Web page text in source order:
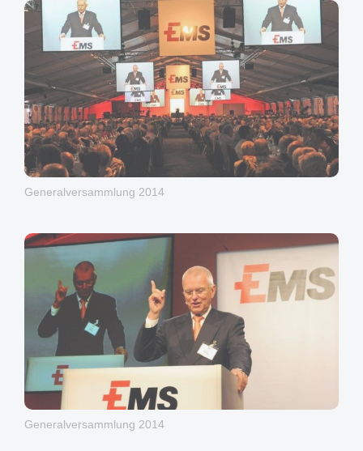
Generalversammlung 2014
Generalversammlung 2014